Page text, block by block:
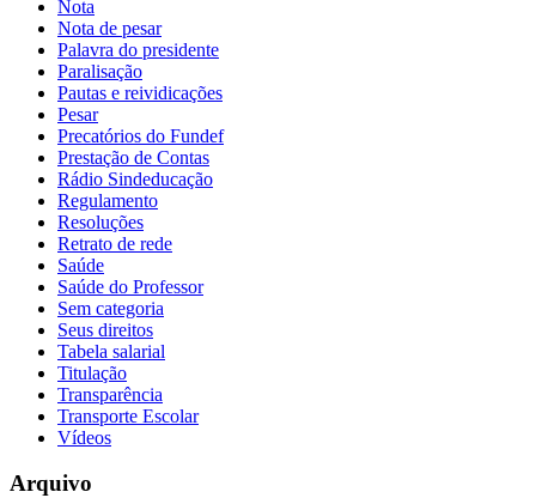
Nota
Nota de pesar
Palavra do presidente
Paralisação
Pautas e reividicações
Pesar
Precatórios do Fundef
Prestação de Contas
Rádio Sindeducação
Regulamento
Resoluções
Retrato de rede
Saúde
Saúde do Professor
Sem categoria
Seus direitos
Tabela salarial
Titulação
Transparência
Transporte Escolar
Vídeos
Arquivo